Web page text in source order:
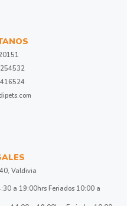
Valdivia
a 19:00hrs Feriados 10:00 a